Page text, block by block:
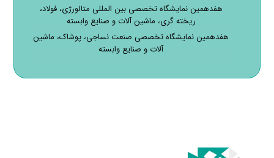
هفدهمین نمایشگاه تخصصی بین المللی متالورژی، فولاد،
ریخته گری، ماشین آلات و صنایع وابسته
هفدهمین نمایشگاه تخصصی صنعت نساجی، پوشاک، ماشین
آلات و صنایع وابسته